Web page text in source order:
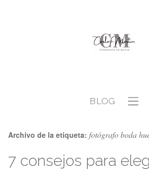
BLOG
Archivo de la etiqueta: fotógrafo boda
7 consejos para